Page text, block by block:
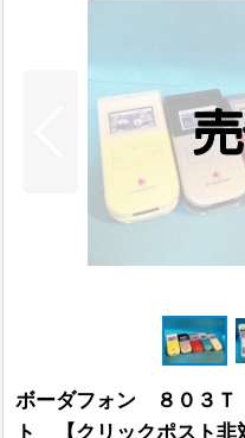
ボーダフォン ８０３
ト 【クリックポスト非